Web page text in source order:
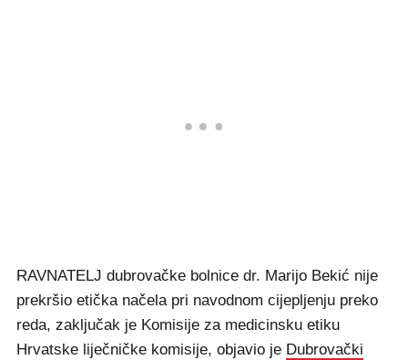
RAVNATELJ dubrovačke bolnice dr. Marijo Bekić nije
prekršio etička načela pri navodnom cijepljenju preko
reda, zaključak je Komisije za medicinsku etiku
Hrvatske liječničke komisije, objavio je Dubrovački